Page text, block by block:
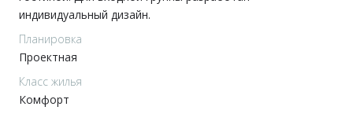
индивидуальный дизайн.
Планировка
Проектная
Класс жилья
Комфорт